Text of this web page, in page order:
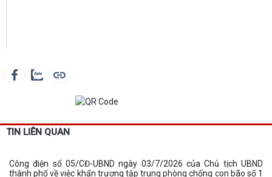
TIN LIÊN QUAN
Công điện số 05/CĐ-UBND ngày 03/7/2026 của Chủ tịch UBND
thành phố về việc khẩn trương tập trung phòng chống con bão số 1